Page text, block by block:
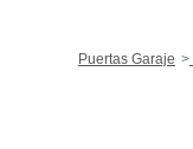
Puertas Garaje